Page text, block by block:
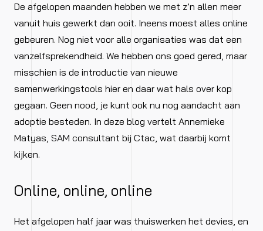
De afgelopen maanden hebben we met z’n allen meer
vanuit huis gewerkt dan ooit. Ineens moest alles online
gebeuren. Nog niet voor alle organisaties was dat een
vanzelfsprekendheid. We hebben ons goed gered, maar
misschien is de introductie van nieuwe
samenwerkingstools hier en daar wat hals over kop
gegaan. Geen nood, je kunt ook nu nog aandacht aan
adoptie besteden. In deze blog vertelt Annemieke
Matyas, SAM consultant bij Ctac, wat daarbij komt
kijken.
Online, online, online
Het afgelopen half jaar was thuiswerken het devies, en